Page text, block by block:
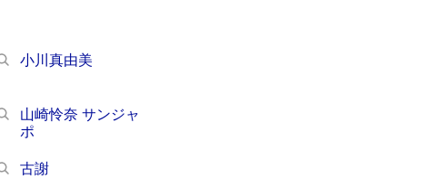
小川真由美
山崎怜奈 サンジャ
ポ
古謝